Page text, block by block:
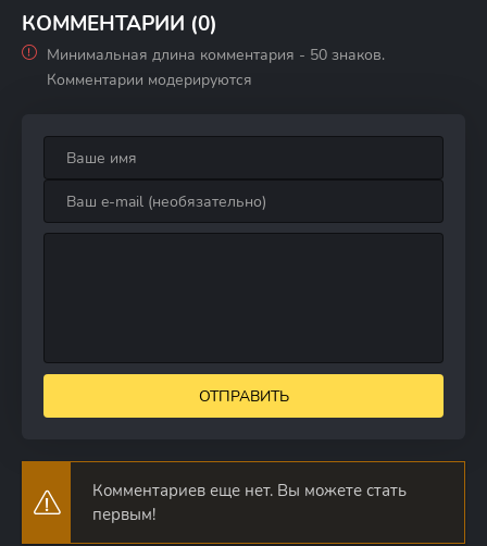
КОММЕНТАРИИ (0)
Минимальная длина комментария - 50 знаков.
Комментарии модерируются
ОТПРАВИТЬ
Комментариев еще нет. Вы можете стать
первым!